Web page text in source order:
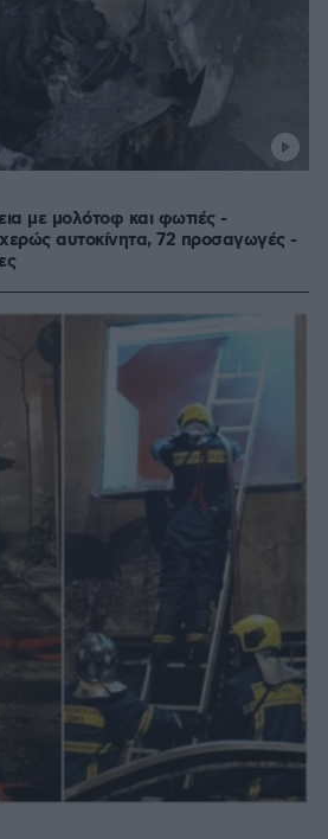
με μολότοφ και φωτιές -
αυτοκίνητα, 72 προσαγωγές -